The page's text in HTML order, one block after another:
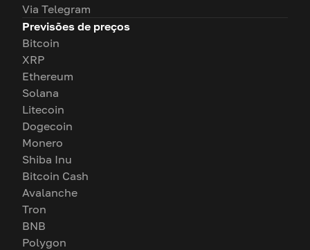
Via Telegram
Previsões de preços
Bitcoin
XRP
Ethereum
Solana
Litecoin
Dogecoin
Monero
Shiba Inu
Bitcoin Cash
Avalanche
Tron
BNB
Polygon